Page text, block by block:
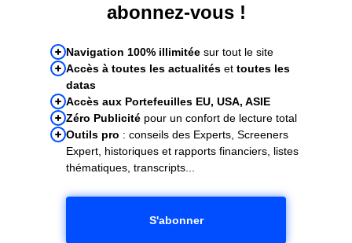
abonnez-vous !
Navigation 100% illimitée sur tout le site
Accès à toutes les actualités et toutes les
datas
Accès aux Portefeuilles EU, USA, ASIE
Zéro Publicité pour un confort de lecture total
Outils pro : conseils des Experts, Screeners
Expert, historiques et rapports financiers, listes
thématiques, transcripts...
S'abonner